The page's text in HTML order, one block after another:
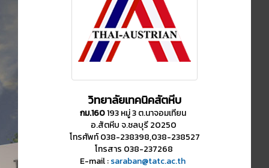
วิทยาลัยเทคนิคสัตหีบ
กม.160193 หมู่ 3 ต.นาจอมเทียน
อ.สัตหีบ จ.ชลบุรี 20250
โทรศัพท์ 038-238398,038-238527
โทรสาร 038-237268
E-mail :saraban@tatc.ac.th